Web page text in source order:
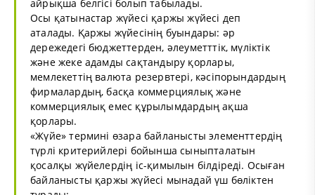
айрықша белгiсi болып табылады.
Осы қатынастар жүйесi қаржы жүйесi деп
аталады. Қаржы жүйесiнiң буындары: әр
дережедегi бюджеттерден, әлеуметттiк, мүлiктiк
және жеке адамды сақтандыру қорлары,
мемлекеттiң валюта резервтерi, кәсiпорындардың
фирмалардың, басқа коммерциялық және
коммерциялық емес құрылымдардың ақша
қорлары.
«Жүйе» термині өзара байланысты элементтердің
түрлі критерийлері бойынша сыныпталатын
қосалқы жүйелердің іс-қимылын білдіреді. Осыған
байланысты қаржы жүйесі мынадай үш бөліктен